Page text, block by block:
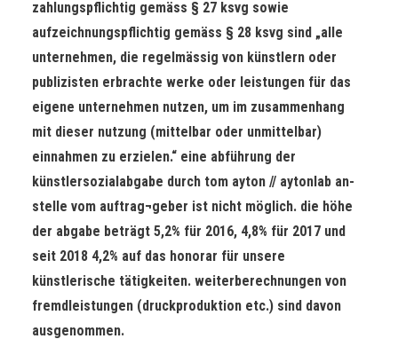
zahlungspflichtig gemäss § 27 ksvg sowie
aufzeichnungspflichtig gemäss § 28 ksvg sind „alle
unternehmen, die regelmässig von künstlern oder
publizisten erbrachte werke oder leistungen für das
eigene unternehmen nutzen, um im zusammenhang
mit dieser nutzung (mittelbar oder unmittelbar)
einnahmen zu erzielen.“ eine abführung der
künstlersozialabgabe durch tom ayton // aytonlab an-
stelle vom auftrag¬geber ist nicht möglich. die höhe
der abgabe beträgt 5,2% für 2016, 4,8% für 2017 und
seit 2018 4,2% auf das honorar für unsere
künstlerische tätigkeiten. weiterberechnungen von
fremdleistungen (druckproduktion etc.) sind davon
ausgenommen.